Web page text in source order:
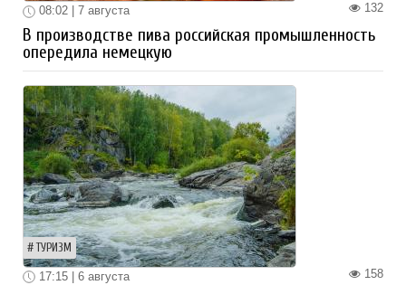
132
08:02 | 7 августа
В производстве пива российская промышленность
опередила немецкую
ТУРИЗМ
158
17:15 | 6 августа